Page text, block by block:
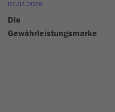
07.04.2026
Die
Gewährleistungsmarke